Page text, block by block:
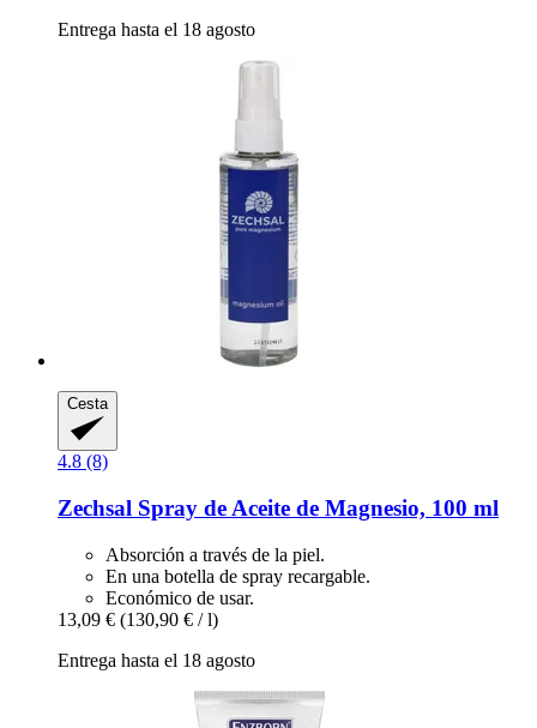
Entrega hasta el 18 agosto
Cesta
4.8 (8)
Zechsal Spray de Aceite de Magnesio, 100 ml
Absorción a través de la piel.
En una botella de spray recargable.
Económico de usar.
13,09 € (130,90 € / l)
Entrega hasta el 18 agosto